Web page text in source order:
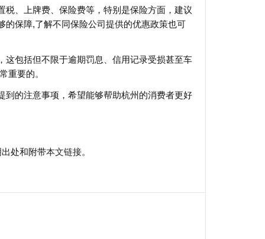
、上牌费、保险费等，特别是保险方面，建议
保障,了解不同保险公司提供的优惠政策也可
包括但不限于逾期罚息、信用记录受损甚至车
重要的。
的注意事项，希望能够帮助杭州的消费者更好
处和附带本文链接。